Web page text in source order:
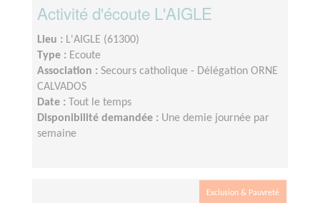
Activité d'écoute L'AIGLE
Lieu : L'AIGLE (61300)
Type : Ecoute
Association : Secours catholique - Délégation ORNE
CALVADOS
Date :
Tout le temps
Disponibilité demandée : Une demie journée par
semaine
Exclusion & Pauvreté